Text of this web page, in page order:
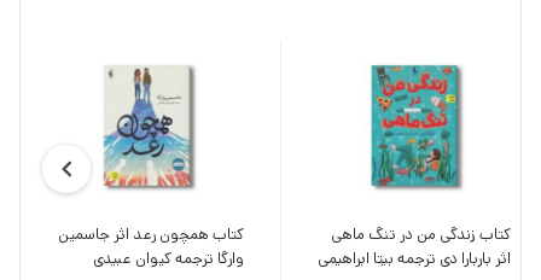
کتاب زندگی من در تنگ ماهی
اثر باربارا دی ترجمه بیتا ابراهیمی
کتاب همچون رعد اثر جاسمین
وارگا ترجمه کیوان عبیدی